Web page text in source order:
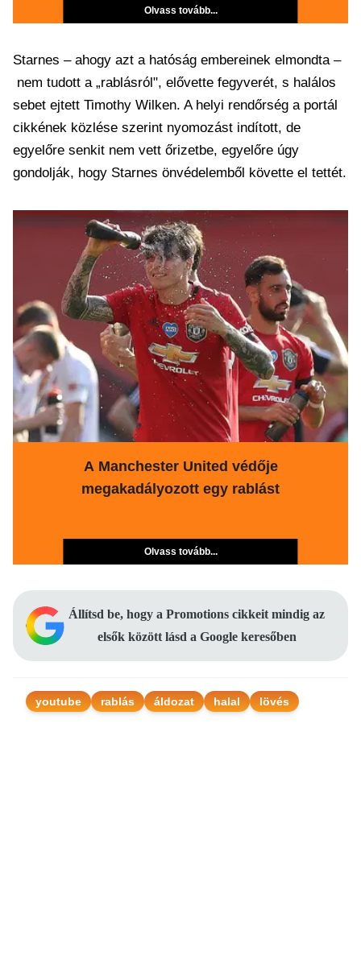
Olvass tovább...
Starnes – ahogy azt a hatóság embereinek elmondta –
nem tudott a „rablásról", elővette fegyverét, s halálos
sebet ejtett Timothy Wilken. A helyi rendőrség a portál
cikkének közlése szerint nyomozást indított, de
egyelőre senkit nem vett őrizetbe, egyelőre úgy
gondolják, hogy Starnes önvédelemből követte el tettét.
A Manchester United védője
megakadályozott egy rablást
Olvass tovább...
Állítsd be, hogy a Promotions cikkeit mindig az
elsők között lásd a Google keresőben
youtube rablás áldozat halal lövés